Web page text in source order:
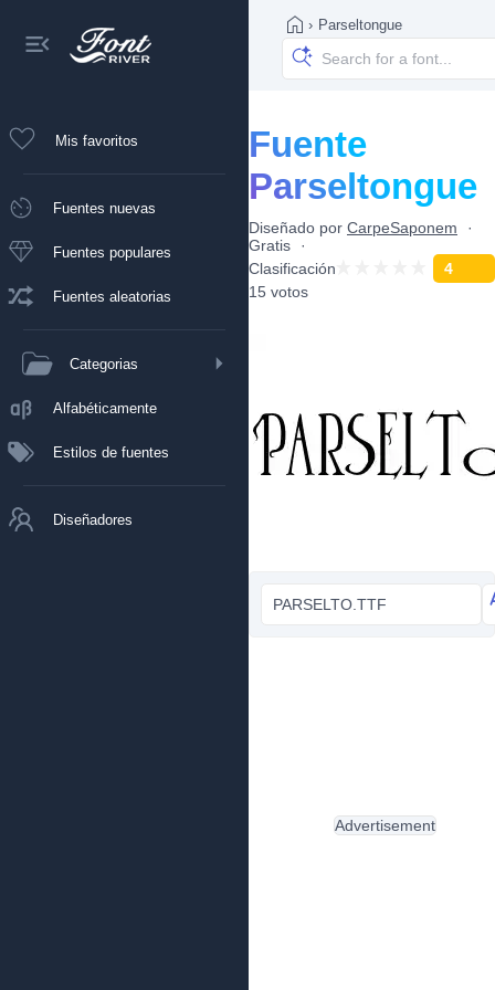
Mis favoritos
Fuentes nuevas
Fuentes populares
Fuentes aleatorias
Categorias
Alfabéticamente
Estilos de fuentes
Diseñadores
› Parseltongue
Fuente
Parseltongue
Diseñado por CarpeSaponem
Gratis
Clasificación
4
15 votos
PARSELTO.TTF
Advertisement